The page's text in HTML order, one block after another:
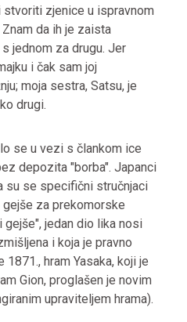
zjenice u ispravnom
da ih je zaista
jednom za drugu. Jer
i čak sam joj
moja sestra, Satsu, je
drugi.
se u vezi s člankom ice
depozita "borba". Japanci
su se specifični stručnjaci
za prekomorske
gejše", jedan dio lika nosi
i koja je pravno
1871., hram Yasaka, koji je
Gion, proglašen je novim
upraviteljem hrama).